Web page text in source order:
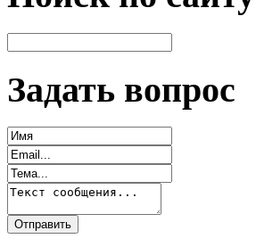
Задать вопрос